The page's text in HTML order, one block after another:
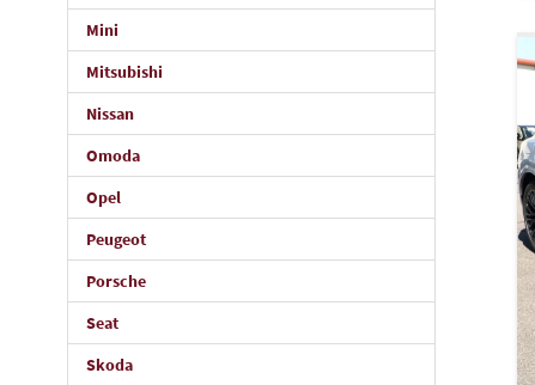
Mini
Mitsubishi
Nissan
Omoda
Opel
Peugeot
Porsche
Seat
Skoda